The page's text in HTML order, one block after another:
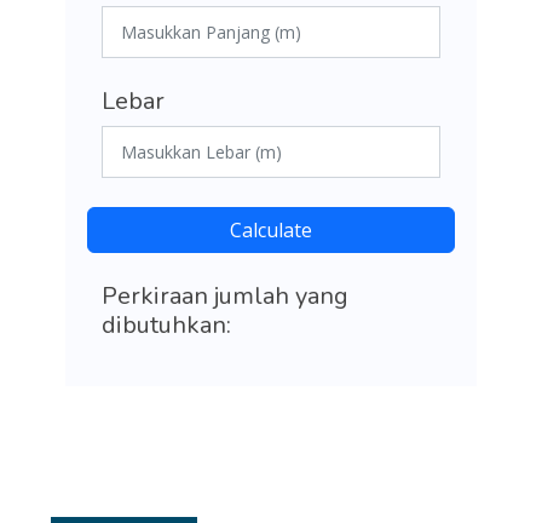
Lebar
Calculate
Perkiraan jumlah yang
dibutuhkan: